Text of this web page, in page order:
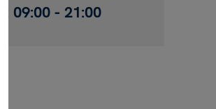
09:00 - 21:00